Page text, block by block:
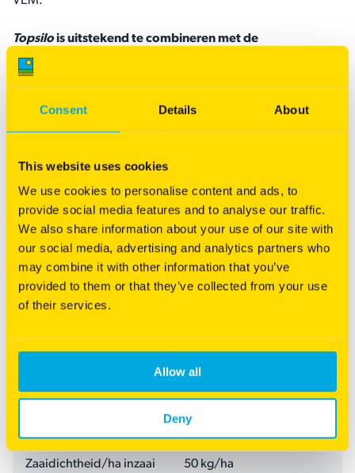
Consent Details About
This website uses cookies
We use cookies to personalise content and ads, to
provide social media features and to analyse our traffic.
We also share information about your use of our site with
our social media, advertising and analytics partners who
may combine it with other information that you’ve
provided to them or that they’ve collected from your use
of their services.
Allow all
Deny
Topsilois uitstekend te combineren met de
klavermengsels
kg/ha).
HOEVEELHEID
40%
Engels raaigras tetraploïd
laat
Engels raaigras tetraploïd
middentijds
30%
Engels raaigras tetraploïd
NAAM WAARDE
Zaaien vanaf februari
Zaaidichtheid/ha inzaai 50 kg/ha